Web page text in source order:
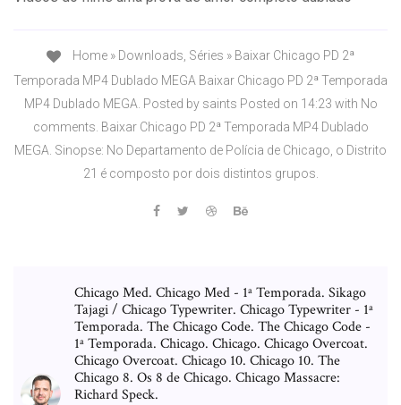
Home » Downloads, Séries » Baixar Chicago PD 2ª
Temporada MP4 Dublado MEGA Baixar Chicago PD 2ª Temporada
MP4 Dublado MEGA. Posted by saints Posted on 14:23 with No
comments. Baixar Chicago PD 2ª Temporada MP4 Dublado
MEGA. Sinopse: No Departamento de Polícia de Chicago, o Distrito
21 é composto por dois distintos grupos.
Chicago Med. Chicago Med - 1ª Temporada. Sikago
Tajagi / Chicago Typewriter. Chicago Typewriter - 1ª
Temporada. The Chicago Code. The Chicago Code -
1ª Temporada. Chicago. Chicago. Chicago Overcoat.
Chicago Overcoat. Chicago 10. Chicago 10. The
Chicago 8. Os 8 de Chicago. Chicago Massacre:
Richard Speck.